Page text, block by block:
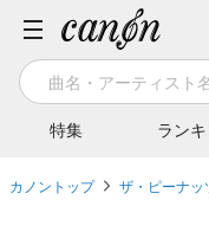
特集 ラン
カノントップ ザ・ピーナッ